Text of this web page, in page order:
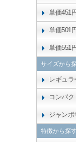
単価451
単価501
単価551
サイズから
レギュ
コンパ
ジャンボ
特徴から探す